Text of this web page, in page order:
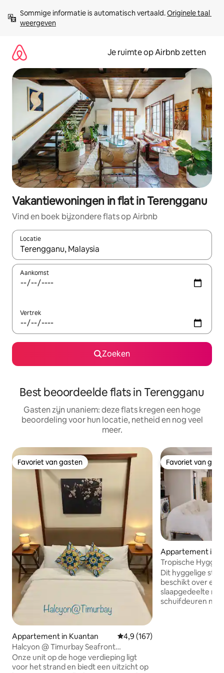
direct
naar
Sommige informatie is automatisch vertaald. Originele taal
weergeven
Je ruimte op Airbnb zetten
Vakantiewoningen in flat in Terengganu
Vind en boek bijzondere flats op Airbnb
Locatie
Wanneer er suggesties beschikbaar zijn, maak je een keuze
Aankomst
Vertrek
Zoeken
Best beoordeelde flats in Terengganu
Gasten zijn unaniem: deze flats kregen een hoge
beoordeling voor hun locatie, netheid en nog veel
meer.
Favoriet van gasten
Favoriet van gasten
Appartement in Kuantan Gemiddelde beoordeling van
4,9 (167)
Halcyon @ Timurbay Seafront
Residence (Green View)
Onze unit op de hoge verdieping ligt
voor het strand en biedt een uitzicht op
Favoriet van
Favoriet van
Appartement in
Tropische Hygge
verdieping | Timur
Dit hyggelige
beschikt over
slaapgedeelte
schuifdeuren